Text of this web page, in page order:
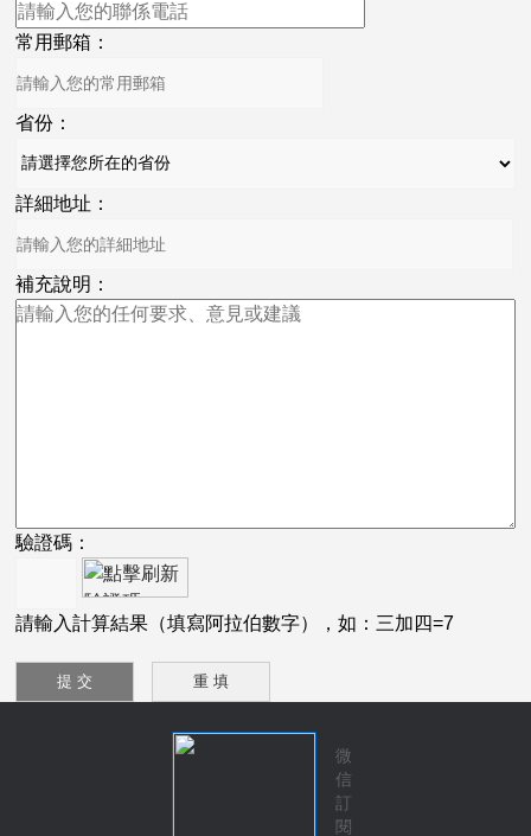
常用郵箱：
省份：
詳細地址：
補充說明：
驗證碼：
請輸入計算結果（填寫阿拉伯數字），如：三加四=7
微
信
訂
閱